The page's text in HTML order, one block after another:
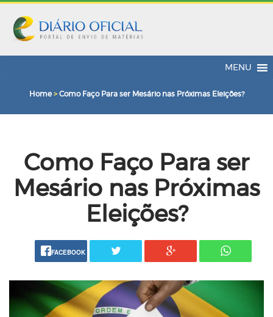
MENU
Home> Como Faço Para ser Mesário nas Próximas Eleições?
Como Faço Para ser
Mesário nas Próximas
Eleições?
FACEBOOK